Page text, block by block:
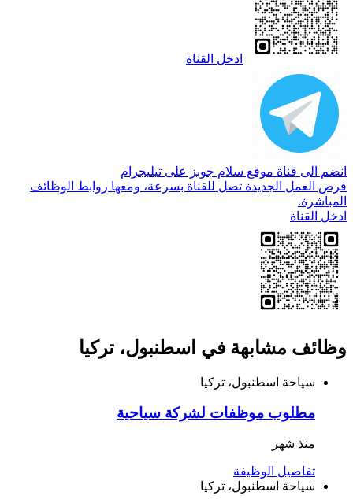
ادخل القناة
انضم الى قناة موقع سلام جوبز على تيليجرام
فرص العمل الجديدة تصل للقناة بسرعة، ومعها روابط الوظائف
المباشرة.
ادخل القناة
وظائف مشابهة في اسطنبول، تركيا
سياحة اسطنبول، تركيا
مطلوب موظفات لشركة سياحية
منذ شهر
تفاصيل الوظيفة
سياحة اسطنبول، تركيا